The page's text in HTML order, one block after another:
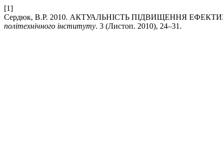
[1]
Сердюк, В.Р. 2010. АКТУАЛЬНІСТЬ ПІДВИЩЕННЯ
політехнічного інституту. 3 (Листоп. 2010), 24–31.